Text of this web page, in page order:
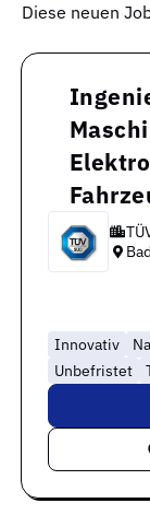
Diese neuen
Innovativ
Unbefristet